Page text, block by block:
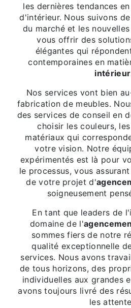
les dernières tendances
d'intérieur. Nous suivons
du marché et les
vous offrir des
élégantes qui
contemporaines en
intérieur
Nos services vont bien
fabrication de meubles.
des services de conseil en
choisir les couleurs,
matériaux qui
votre vision. Notre
expérimentés est là pour
le processus, vous
de votre projet d'
soigneusement
En tant que leaders de
domaine de l'
sommes fiers de notre
qualité exceptionnelle
services. Nous avons
de tous horizons, des
individuelles aux grandes
avons toujours livré des
les